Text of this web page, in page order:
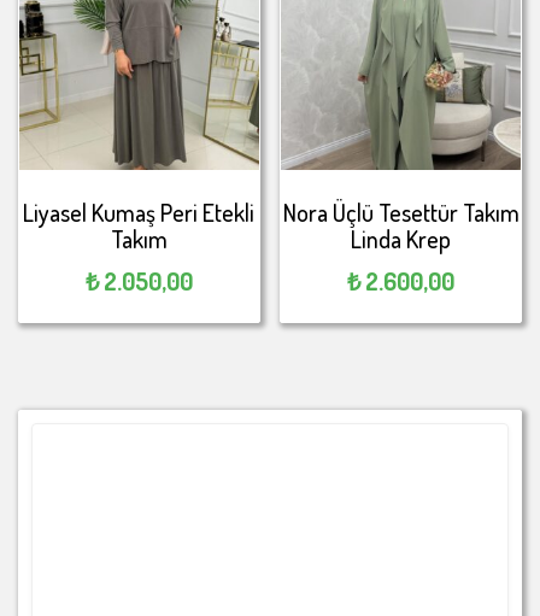
Liyasel Kumaş Peri Etekli
Takım
₺2.050,00
Nora Üçlü Tesettür Takım
Linda Krep
₺2.600,00